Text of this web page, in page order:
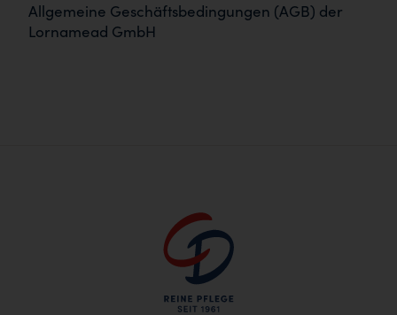
Allgemeine Geschäftsbedingungen (AGB) der
Lornamead GmbH